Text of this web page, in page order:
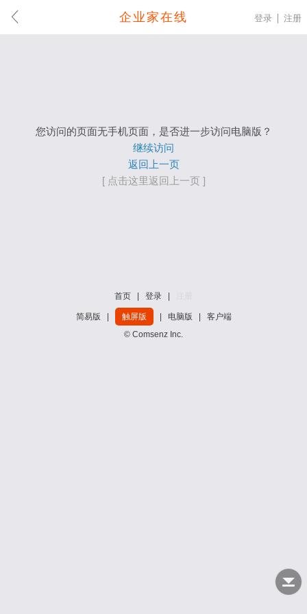
企业家在线 登录 注册
您访问的页面无手机页面，是否进一步访问电脑版？
继续访问
返回上一页
[ 点击这里返回上一页 ]
首页 登录
简易版 触屏版 电脑版
客户端
© Comsenz Inc.